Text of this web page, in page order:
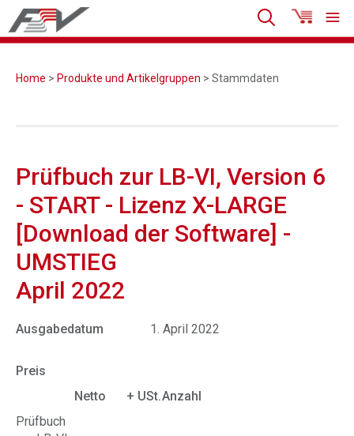
Home > Produkte und Artikelgruppen > Stammdaten
Prüfbuch zur LB-VI, Version 6
- START - Lizenz X-LARGE
[Download der Software] -
UMSTIEG
April 2022
Ausgabedatum 1. April 2022
Preis
Netto
+ USt.Anzahl
Prüfbuch